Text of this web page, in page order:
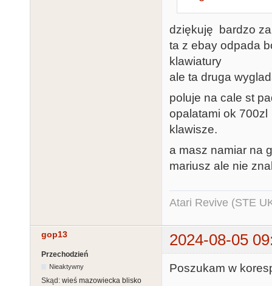
dziękuję bardzo
ta z ebay odpada
klawiatury
ale ta druga
poluje na cale st
opalatami ok
klawisze.
a masz namiar na
mariusz ale nie
Atari Revive (STE
gop13 2024-08-05
Przechodzień
Nieaktywny
Skąd: wieś mazowiecka blisko
Poszukam w